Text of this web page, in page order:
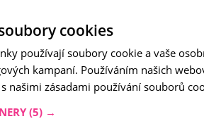
cookies
používají soubory cookie a vaše
kampaní. Používáním našich
našimi zásadami používání souborů
(5) →